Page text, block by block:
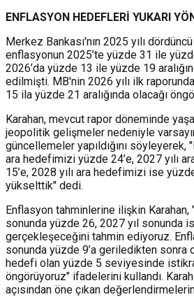
ENFLASYON HEDEFLERİ YUKARI
Merkez Bankası'nın 2025 yılı
enflasyonun 2025’te yüzde 31 ile
2026’da yüzde 13 ile yüzde 19
edilmişti. MB'nin 2026 yılı ilk
15 ila yüzde 21 aralığında olacağı
Karahan, mevcut rapor döneminde
jeopolitik gelişmeler nedeniyle
güncellemeler yapıldığını söyleyerek,
ara hedefimizi yüzde 24’e, 2027 yılı
15’e, 2028 yılı ara hedefimizi ise
yükselttik" dedi.
Enflasyon tahminlerine ilişkin Karahan,
sonunda yüzde 26, 2027 yıl sonunda
gerçekleşeceğini tahmin ediyoruz.
sonunda yüzde 9’a geriledikten sonra
hedefi olan yüzde 5 seviyesinde
öngörüyoruz" ifadelerini kullandı.
açısından öne çıkan